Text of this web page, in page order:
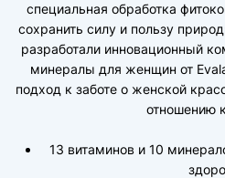
специальная обработка
сохранить силу и пользу
разработали инновационный
минералы для женщин от
подход к заботе о женской
отношению
13 витаминов и 10